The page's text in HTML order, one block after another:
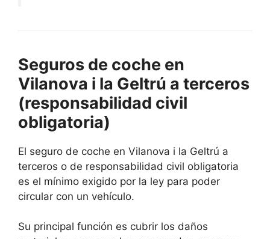
Seguros de coche en
Vilanova i la Geltrú a terceros
(responsabilidad civil
obligatoria)
El seguro de coche en Vilanova i la Geltrú a
terceros o de responsabilidad civil obligatoria
es el mínimo exigido por la ley para poder
circular con un vehículo.
Su principal función es cubrir los daños